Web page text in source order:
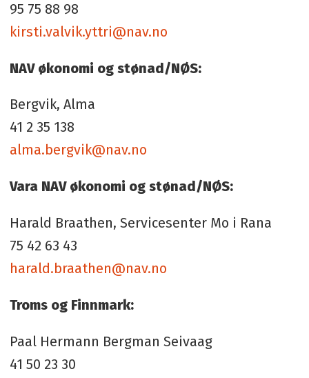
95 75 88 98
kirsti.valvik.yttri@nav.no
NAV økonomi og stønad/NØS:
Bergvik, Alma
41 2 35 138
alma.bergvik@nav.no
Vara NAV økonomi og stønad/NØS:
Harald Braathen, Servicesenter Mo i Rana
75 42 63 43
harald.braathen@nav.no
Troms og Finnmark:
Paal Hermann Bergman Seivaag
41 50 23 30